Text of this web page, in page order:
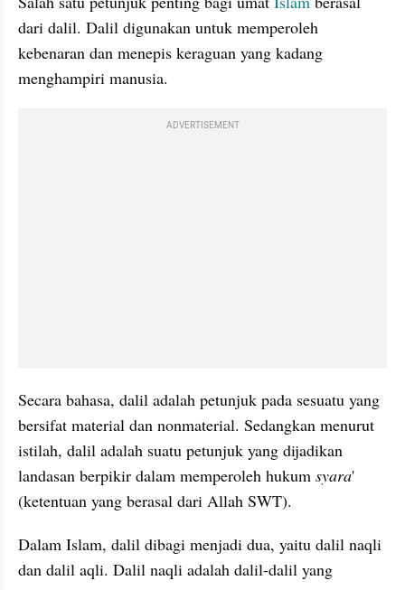
dari dalil. Dalil digunakan untuk memperoleh
kebenaran dan menepis keraguan yang kadang
menghampiri manusia.
ADVERTISEMENT
Secara bahasa, dalil adalah petunjuk pada sesuatu yang
bersifat material dan nonmaterial. Sedangkan menurut
istilah, dalil adalah suatu petunjuk yang dijadikan
landasan berpikir dalam memperoleh hukum syara'
(ketentuan yang berasal dari Allah SWT).
Dalam Islam, dalil dibagi menjadi dua, yaitu dalil naqli
dan dalil aqli. Dalil naqli adalah dalil-dalil yang